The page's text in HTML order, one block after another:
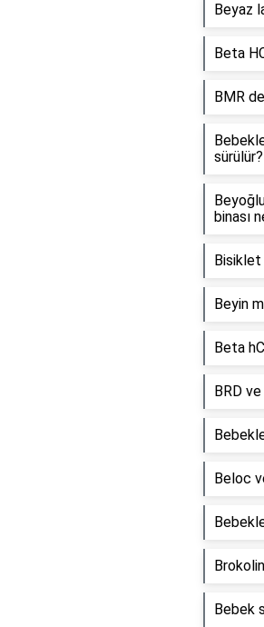
Beyaz
Beta
BMR
sürülür?
binası
Bisiklet
Beyin
Beta
BRD ve
Beloc
Bebek